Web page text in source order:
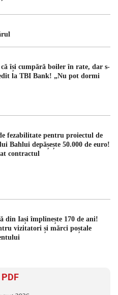
își cumpără boiler în rate, dar s-
la TBI Bank! „Nu pot dormi
fezabilitate pentru proiectul de
Bahlui depășește 50.000 de euro!
contractul
din Iași împlinește 170 de ani!
vizitatori și mărci poștale